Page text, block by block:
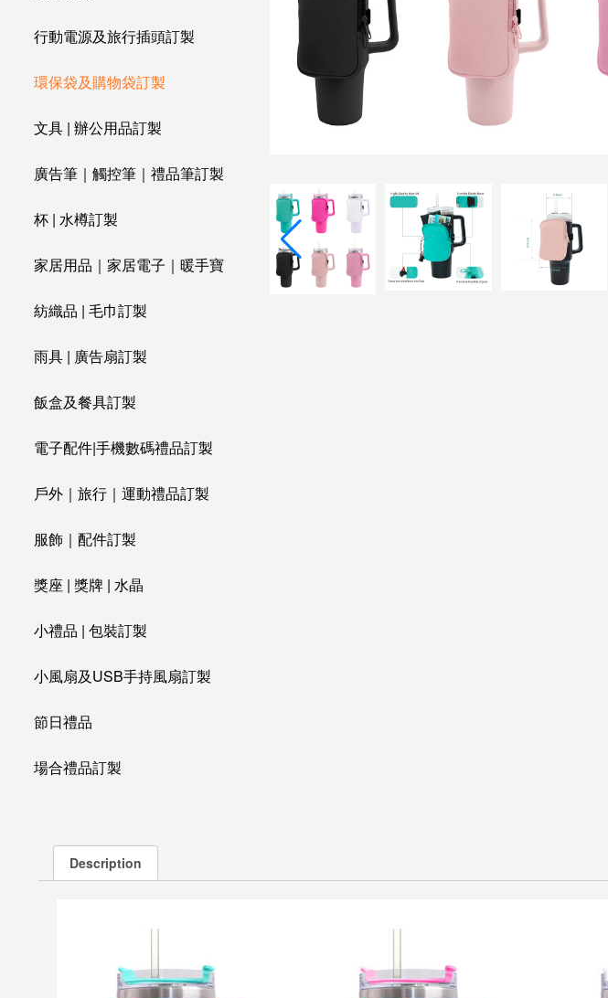
行動電源及旅行插頭訂製
環保袋及購物袋訂製
文具 | 辦公用品訂製
廣告筆｜觸控筆｜禮品筆訂製
杯 | 水樽訂製
家居用品｜家居電子｜暖手寶
紡織品 | 毛巾訂製
雨具 | 廣告扇訂製
飯盒及餐具訂製
電子配件|手機數碼禮品訂製
戶外｜旅行｜運動禮品訂製
服飾｜配件訂製
獎座 | 獎牌 | 水晶
小禮品 | 包裝訂製
小風扇及USB手持風扇訂製
節日禮品
場合禮品訂製
Description